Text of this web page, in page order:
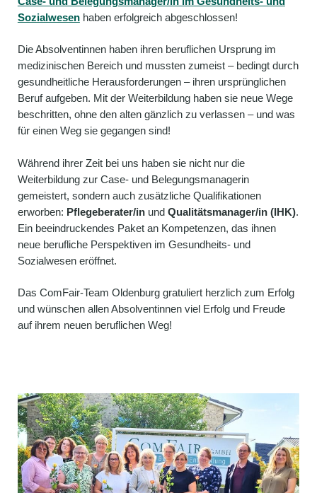
Sozialwesenhaben erfolgreich abgeschlossen!
Die Absolventinnen haben ihren beruflichen Ursprung im
medizinischen Bereich und mussten zumeist – bedingt durch
gesundheitliche Herausforderungen – ihren ursprünglichen
Beruf aufgeben. Mit der Weiterbildung haben sie neue Wege
beschritten, ohne den alten gänzlich zu verlassen – und was
für einen Weg sie gegangen sind!
Während ihrer Zeit bei uns haben sie nicht nur die
Weiterbildung zur Case- und Belegungsmanagerin
gemeistert, sondern auch zusätzliche Qualifikationen
erworben: Pflegeberater/inund Qualitätsmanager/in (IHK).
Ein beeindruckendes Paket an Kompetenzen, das ihnen
neue berufliche Perspektiven im Gesundheits- und
Sozialwesen eröffnet.
Das ComFair-Team Oldenburg gratuliert herzlich zum Erfolg
und wünschen allen Absolventinnen viel Erfolg und Freude
auf ihrem neuen beruflichen Weg!